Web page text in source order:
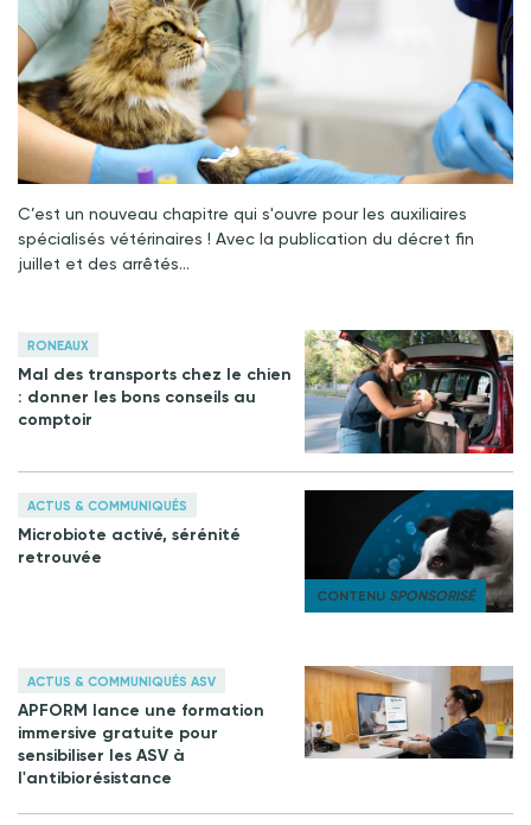
C’est un nouveau chapitre qui s'ouvre pour les auxiliaires
spécialisés vétérinaires ! Avec la publication du décret fin
juillet et des arrêtés…
RONEAUX
Mal des transports chez le chien
: donner les bons conseils au
comptoir
CONTENU SPONSORISÉ
ACTUS & COMMUNIQUÉS
Microbiote activé, sérénité
retrouvée
ACTUS & COMMUNIQUÉS ASV
APFORM lance une formation
immersive gratuite pour
sensibiliser les ASV à
l'antibiorésistance